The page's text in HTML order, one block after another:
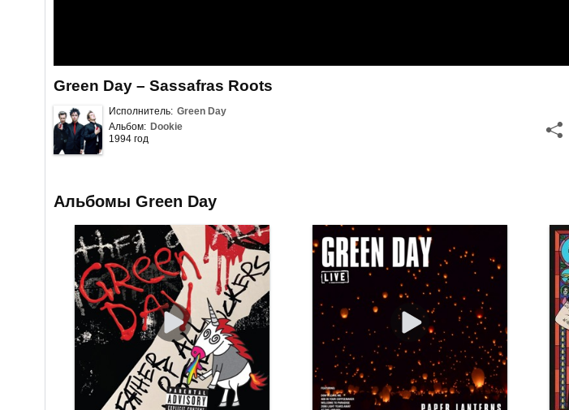
Green Day – Sassafras Roots
Исполнитель: Green Day
Альбом: Dookie
1994 год
Альбомы Green Day